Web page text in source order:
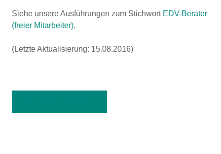
Siehe unsere Ausführungen zum Stichwort EDV-Berater
(freier Mitarbeiter).
(Letzte Aktualisierung: 15.08.2016)